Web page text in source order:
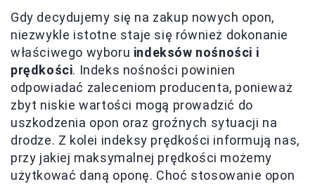
Gdy decydujemy się na zakup nowych opon,
niezwykle istotne staje się również dokonanie
właściwego wyboru indeksów nośności i
prędkości. Indeks nośności powinien
odpowiadać zaleceniom producenta, ponieważ
zbyt niskie wartości mogą prowadzić do
uszkodzenia opon oraz groźnych sytuacji na
drodze. Z kolei indeksy prędkości informują nas,
przy jakiej maksymalnej prędkości możemy
użytkować daną oponę. Choć stosowanie opon